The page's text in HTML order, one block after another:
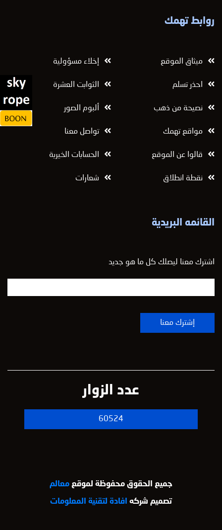
روابط تهمك
ميثاق الموقع إخلاء مسؤولية
احذر تسلم الثوابت العشرة
نصيحة من ذهب ألبوم الصور
مواقع تهمك تواصل معنا
قالوا عن الموقع الحسابات الخيرية
نقطة انطلاق شعارات
القائمه البريدية
اشترك معنا ليصلك كل ما هو جديد
عدد الزوار
60524
جميع الحقوق محفوظة لموقع معالم
تصميم شركه افادة لتقنية المعلومات